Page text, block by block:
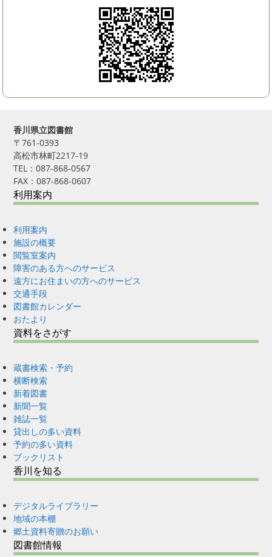
香川県立図書館
〒761-0393
高松市林町2217-19
TEL：087-868-0567
FAX：087-868-0607
利用案内
利用案内
施設の概要
閲覧室案内
障害のある方へのサービス
遠方にお住まいの方へのサービス
交通手段
図書館カレンダー
おたより
資料をさがす
蔵書検索・予約
横断検索
新着図書
新聞一覧
雑誌一覧
貸出しの多い資料
予約の多い資料
ブックリスト
香川を知る
デジタルライブラリー
地域の本棚
郷土資料寄贈のお願い
図書館情報